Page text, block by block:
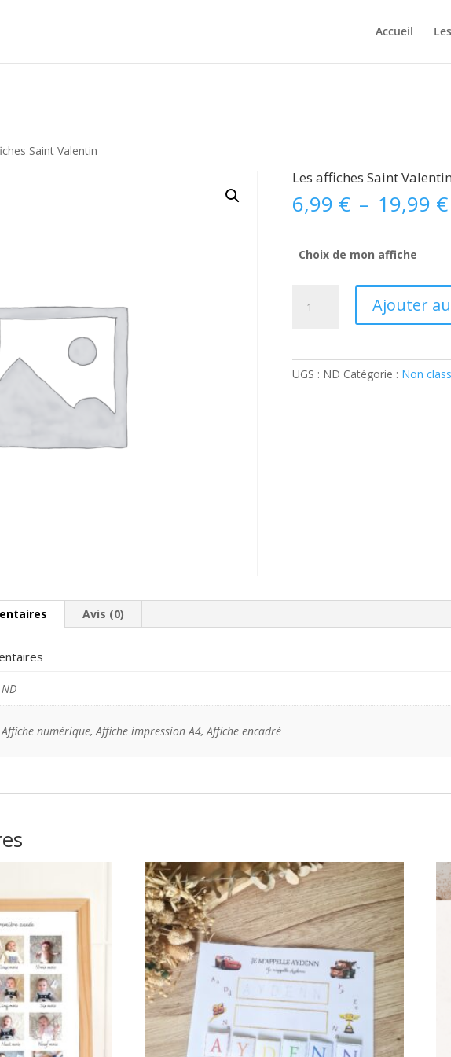
Accueil
Saint Valentin
Les affiches Saint
6,99 € – 19,99 €
Choix de mon affiche
Ajouter
UGS : ND Catégorie : Non
Avis (0)
ND
Affiche numérique, Affiche impression A4, Affiche encadré